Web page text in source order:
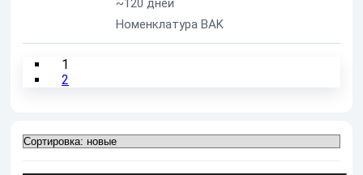
~120 дней
Номенклатура BAK
1
2